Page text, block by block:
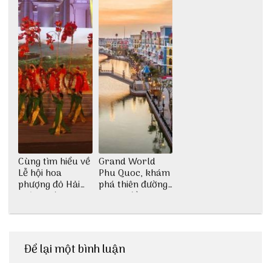
Cùng tìm hiểu về
Lễ hội hoa
phượng đỏ Hải
Phòng với 3vi.vn
Grand World
Phu Quoc, khám
phá thiên đường
giải trí đầy sôi
Để lại một bình luận